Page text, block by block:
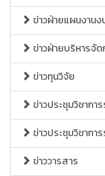
ข่าวฝ่ายแผนงาน
ข่าวฝ่ายบริหารจั
ข่าวทุนวิจัย
ข่าวประชุมวิชากา
ข่าวประชุมวิชากา
ข่าววารสาร